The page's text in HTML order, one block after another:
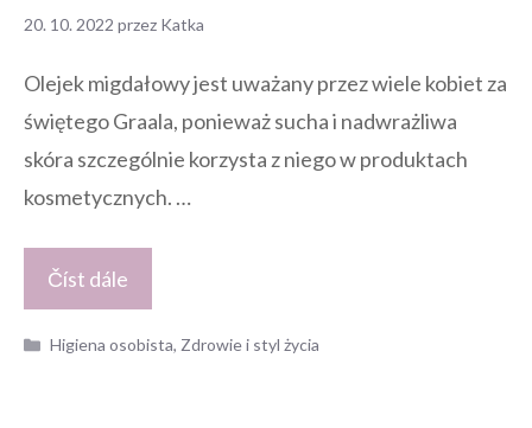
20. 10. 2022 przez Katka
Olejek migdałowy jest uważany przez wiele kobiet za
świętego Graala, ponieważ sucha i nadwrażliwa
skóra szczególnie korzysta z niego w produktach
kosmetycznych. …
Číst dále
Kategorie
Higiena osobista, Zdrowie i styl życia